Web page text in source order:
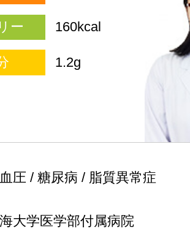
ー 160kcal
1.2g
圧 / 糖尿病 / 脂質異常症
大学医学部付属病院